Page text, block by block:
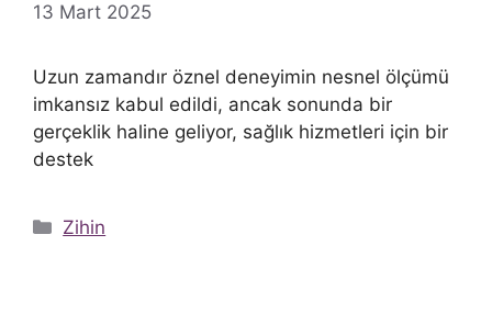
13 Mart 2025
Uzun zamandır öznel deneyimin nesnel ölçümü
imkansız kabul edildi, ancak sonunda bir
gerçeklik haline geliyor, sağlık hizmetleri için bir
destek
Kategoriler
Zihin